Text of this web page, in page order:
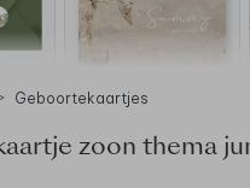
Geboortekaartjes
zoon thema